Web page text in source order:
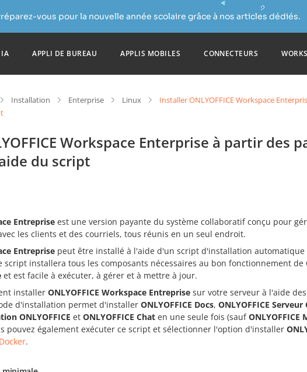
vous pour la nouvelle année scolaire grâce à nos articles dédiés.
IA APPLI DE BUREAU APPLIS MOBILES CONNECTEURS
Installation Enterprise Linux
Installer ONLYOFFICE Workspace
Workspace Enterprise à partir des
du script
Entreprise est une version payante du système collaboratif conçu pour
les clients et des courriels, tous réunis en un seul endroit.
Entreprise peut être installé à l'aide d'un script d'installation automatique
script installera tous les composants nécessaires au bon fonctionnement de
et est facile à exécuter, à gérer et à mettre à jour.
installer ONLYOFFICE Workspace Entreprise sur votre serveur à l'aide
d'installation permet d'installer ONLYOFFICE Docs, ONLYOFFICE
ONLYOFFICE et ONLYOFFICE Chat en une seule fois (saufONLYOFFICE
pouvez également exécuter ce script et sélectionner l'option d'installer
.